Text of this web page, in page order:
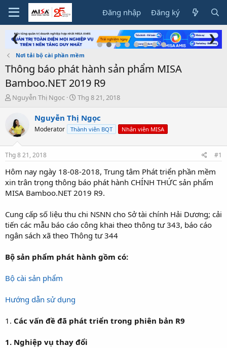
Đăng nhập Đăng ký
❮ ❯
Nơi tải bộ cài phần mềm
Thông báo phát hành sản phẩm MISA
Bamboo.NET 2019 R9
T
e
a
s
t
a
r
t
e
Nguyễn Thị Ngọc
N
à
y
g
Thg 8 21, 2018
Nguyễn Thị Ngọc
Moderator Thành viên BQT Nhân viên MISA
Thg 8 21, 2018 #1
Hôm nay ngày 18-08-2018, Trung tâm Phát triển phần mềm
xin trân trọng thông báo phát hành CHÍNH THỨC sản phẩm
MISA Bamboo.NET 2019 R9.
Cung cấp số liệu thu chi NSNN cho Sở tài chính Hải Dương; cải
tiến các mẫu báo cáo công khai theo thông tư 343, báo cáo
ngân sách xã theo Thông tư 344
Bộ sản phẩm phát hành gồm có:
Bộ cài sản phẩm
Hướng dẫn sử dụng
1. Các vấn đề đã phát triển trong phiên bản R9
1. Nghiệp vụ thay đổi